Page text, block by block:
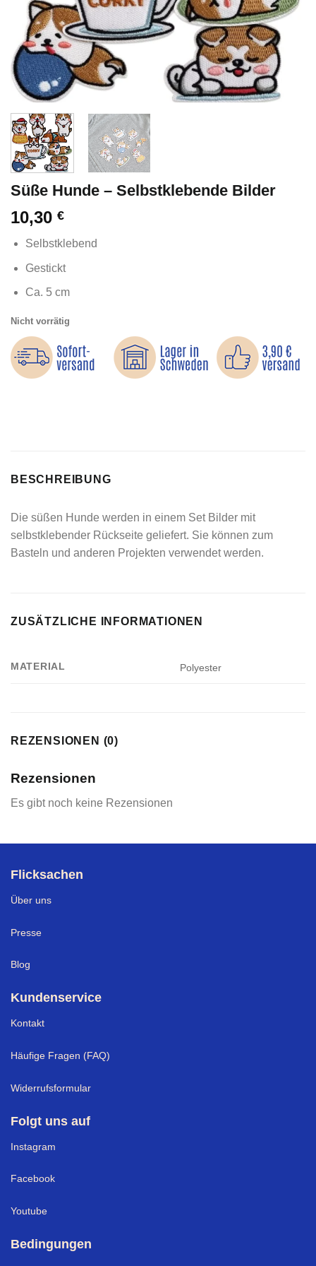
Süße Hunde – Selbstklebende Bilder
10,30 €
Selbstklebend
Gestickt
Ca. 5 cm
Nicht vorrätig
BESCHREIBUNG
Die süßen Hunde werden in einem Set Bilder mit
selbstklebender Rückseite geliefert. Sie können zum
Basteln und anderen Projekten verwendet werden.
ZUSÄTZLICHE INFORMATIONEN
MATERIAL Polyester
REZENSIONEN (0)
Rezensionen
Es gibt noch keine Rezensionen
Flicksachen
Über uns
Presse
Blog
Kundenservice
Kontakt
Häufige Fragen (FAQ)
Widerrufsformular
Folgt uns auf
Instagram
Facebook
Youtube
Bedingungen